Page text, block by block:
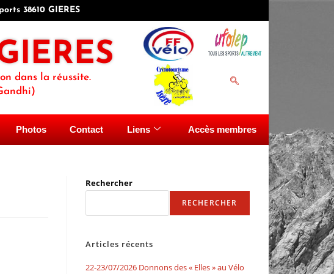
38610 GIERES
dans la réussite.
Photos Contact Liens Accès membres
Rechercher
RECHERCHER
Articles récents
22-23/07/2026 Donnons des « Elles » au Vélo